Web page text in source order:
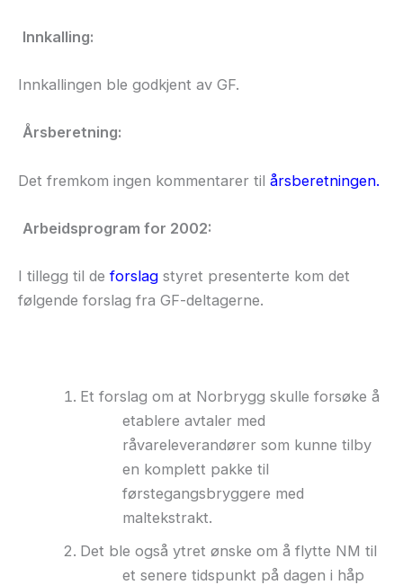
Innkalling:
Innkallingen ble godkjent av GF.
Årsberetning:
Det fremkom ingen kommentarer til årsberetningen.
Arbeidsprogram for 2002:
I tillegg til de forslag styret presenterte kom det
følgende forslag fra GF-deltagerne.
Et forslag om at Norbrygg skulle forsøke å
etablere avtaler med
råvareleverandører som kunne tilby
en komplett pakke til
førstegangsbryggere med
maltekstrakt.
Det ble også ytret ønske om å flytte NM til
et senere tidspunkt på dagen i håp